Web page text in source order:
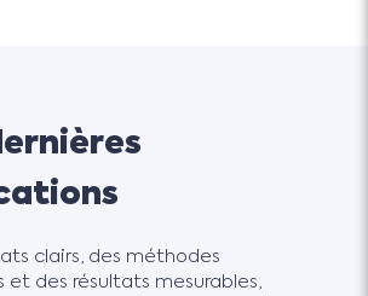
clairs, des méthodes
et des résultats mesurables,